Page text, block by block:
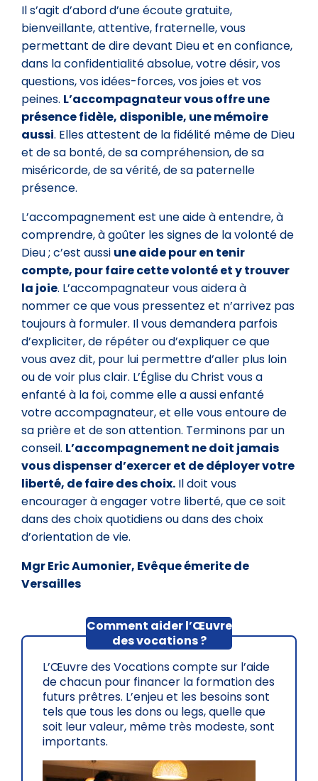
Il s’agit d’abord d’une écoute gratuite,
bienveillante, attentive, fraternelle, vous
permettant de dire devant Dieu et en confiance,
dans la confidentialité absolue, votre désir, vos
questions, vos idées-forces, vos joies et vos
peines. L’accompagnateur vous offre une
présence fidèle, disponible, une mémoire
aussi. Elles attestent de la fidélité même de Dieu
et de sa bonté, de sa compréhension, de sa
miséricorde, de sa vérité, de sa paternelle
présence.
L’accompagnement est une aide à entendre, à
comprendre, à goûter les signes de la volonté de
Dieu ; c’est aussi une aide pour en tenir
compte, pour faire cette volonté et y trouver
la joie. L’accompagnateur vous aidera à
nommer ce que vous pressentez et n’arrivez pas
toujours à formuler. Il vous demandera parfois
d’expliciter, de répéter ou d’expliquer ce que
vous avez dit, pour lui permettre d’aller plus loin
ou de voir plus clair. L’Église du Christ vous a
enfanté à la foi, comme elle a aussi enfanté
votre accompagnateur, et elle vous entoure de
sa prière et de son attention. Terminons par un
conseil. L’accompagnement ne doit jamais
vous dispenser d’exercer et de déployer votre
liberté, de faire des choix. Il doit vous
encourager à engager votre liberté, que ce soit
dans des choix quotidiens ou dans des choix
d’orientation de vie.
Mgr Eric Aumonier, Evêque émerite de
Versailles
Comment aider l’Œuvre
des vocations ?
L’Œuvre des Vocations compte sur l’aide
de chacun pour financer la formation des
futurs prêtres. L’enjeu et les besoins sont
tels que tous les dons ou legs, quelle que
soit leur valeur, même très modeste, sont
importants.